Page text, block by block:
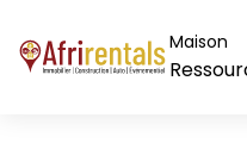
Maison